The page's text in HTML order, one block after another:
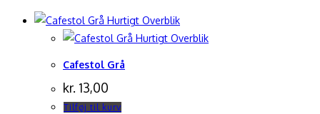
Hurtigt Overblik
Hurtigt Overblik
Cafestol Grå
kr. 13,00
Tilføj til kurv